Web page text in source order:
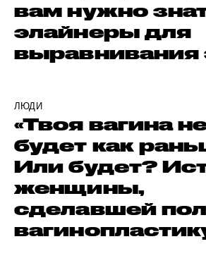
вам нужно
элайнеры для
выравнивания
ЛЮДИ
«Твоя вагина
будет как
Или будет?
женщины,
сделавшей